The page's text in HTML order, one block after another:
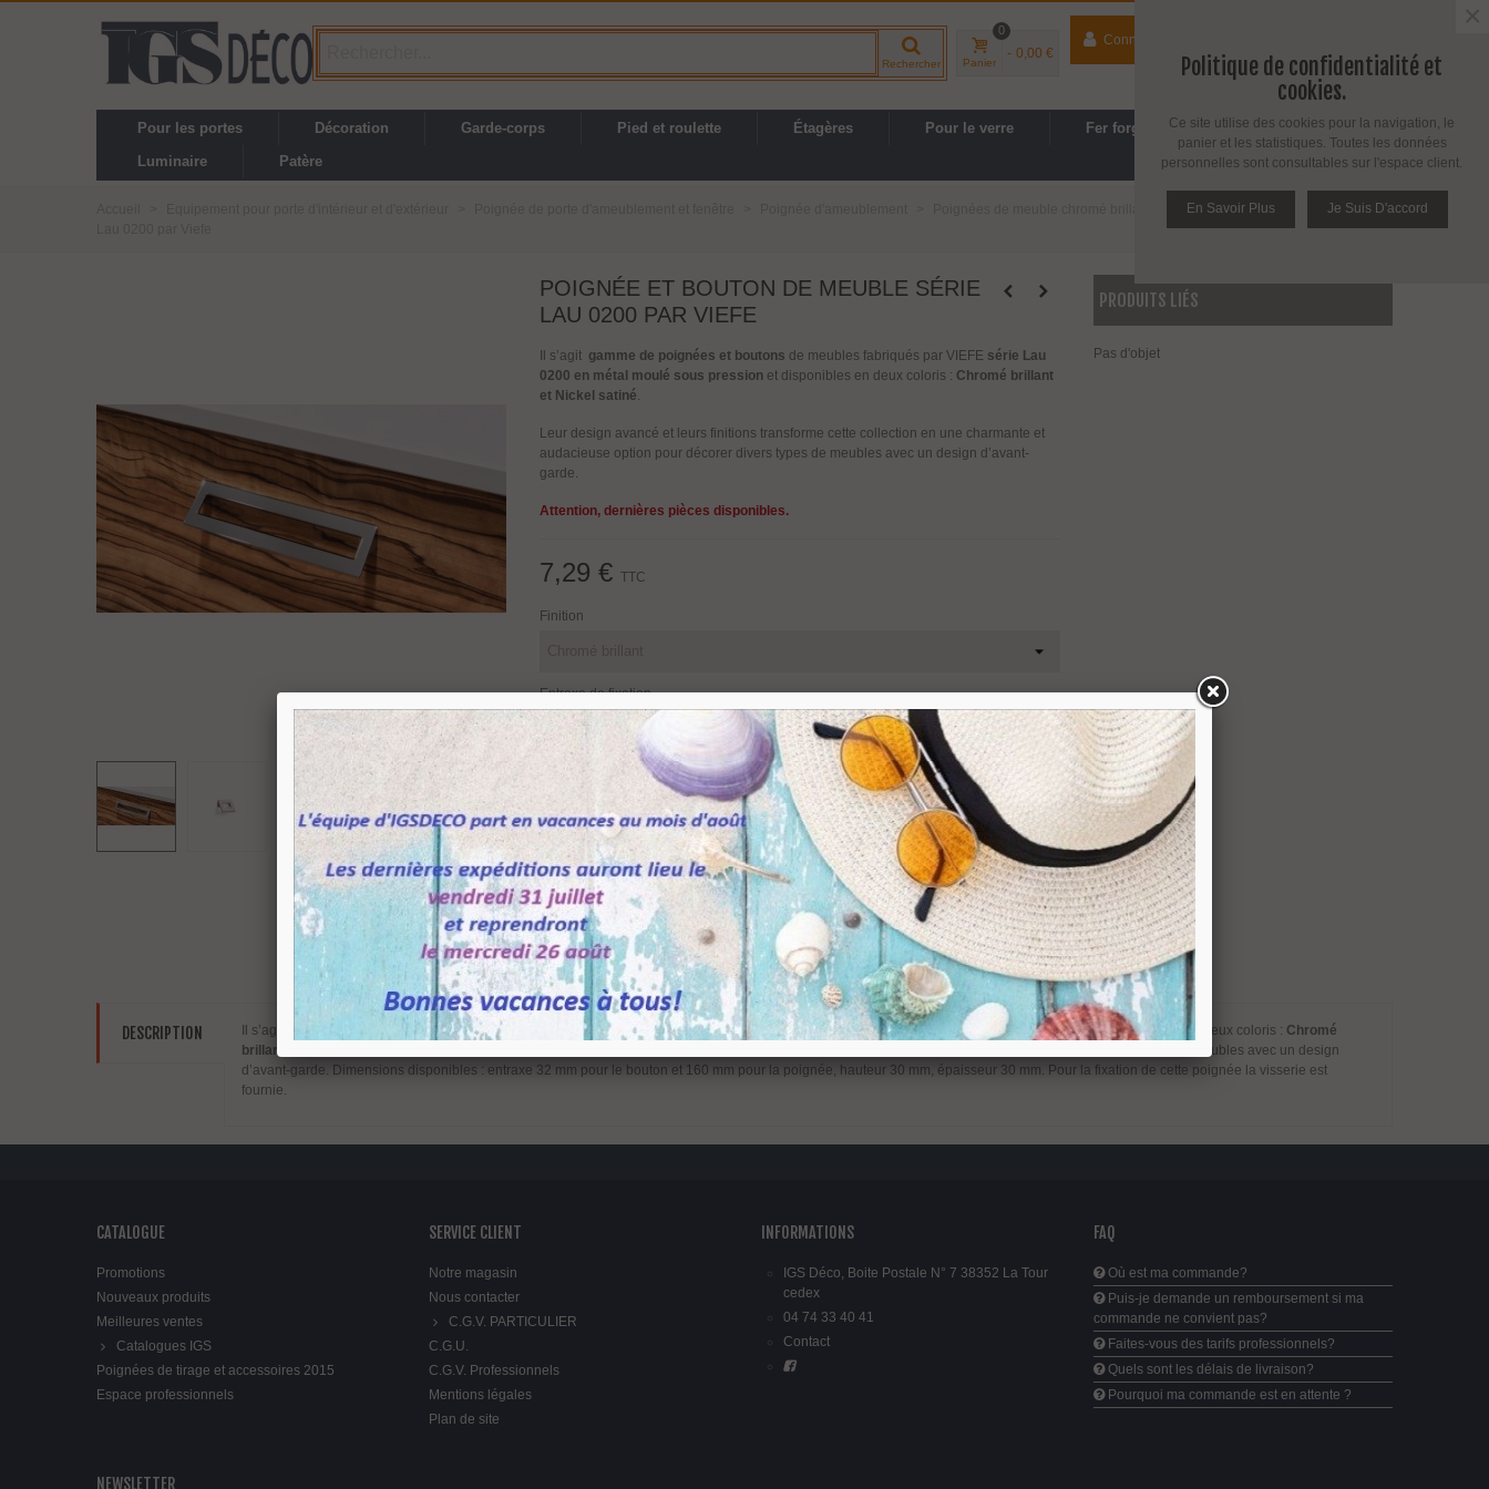
Rechercher Panier
0
- 0,00 €
Connecter
Espace PRO / Avantages PRO
Pour les portes Décoration Garde-corps Pied et roulette Étagères Pour le verre Fer forgé
Cuisine, SDB
Luminaire
Patère
Poignée et bouton de meuble Série
POIGNÉE ET BOUTON DE MEUBLE SÉRIE
LAU 0200 PAR VIEFE
Il s’agit gamme de poignées et boutons de meubles fabriqués par VIEFE série Lau
0200 en métal moulé sous pressionet disponibles en deux coloris : Chromé brillant
et Nickel satiné.
Leur design avancé et leurs finitions transforme cette collection en une charmante et
audacieuse option pour décorer divers types de meubles avec un design d’avant-
garde.
Attention, dernières pièces disponibles.
7,29 € TTC
Finition
Entraxe de fixation
en stock : expédition sous 24/48 heures. 14 Produits
- + Ajouter Au Panier Partager QR Code
Référence: 0200032Z01
Marque: VIEFE
Aimer 0 Ajouter À La Liste De Souhaits
PRODUITS LIÉS
Pas d'objet
DESCRIPTION Il s’agit d’une toute nouvelle gamme de poignées et boutons de meubles fabriqués par VIEFE, série Lau 0200 enmétal moulé sous pression et disponibles en deux coloris : Chromé
brillant ou nickel satiné.
Leur design avancé et leurs finitions transforme cette collection en une charmante et audacieuse option pour décorer divers types de meubles avec un design
d’avant-garde. Dimensions disponibles : entraxe 32 mm pour le bouton et 160 mm pour la poignée, hauteur 30 mm, épaisseur 30 mm. Pour la fixation de cette poignée la visserie est
fournie.
CATALOGUE
Promotions
Nouveaux produits
Meilleures ventes
Catalogues IGS
Poignées de tirage et accessoires 2015
Espace professionnels
SERVICE CLIENT
Notre magasin
Nous contacter
C.G.V. PARTICULIER
C.G.U.
C.G.V. Professionnels
Mentions légales
Plan de site
INFORMATIONS
IGS Déco, Boite Postale N° 7 38352 La Tour
cedex
04 74 33 40 41
Contact
FAQ
Où est ma commande?
Puis-je demande un remboursement si ma
commande ne convient pas?
Faites-vous des tarifs professionnels?
Quels sont les délais de livraison?
Pourquoi ma commande est en attente ?
NEWSLETTER
Politique de confidentialité et
cookies.
Ce site utilise des cookies pour la navigation, le
panier et les statistiques. Toutes les données
personnelles sont consultables sur l'espace client.
En Savoir Plus Je Suis D'accord